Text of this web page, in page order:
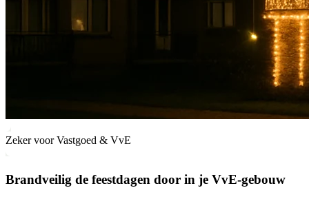
Zeker voor Vastgoed & VvE
Brandveilig de feestdagen door in je VvE-gebouw